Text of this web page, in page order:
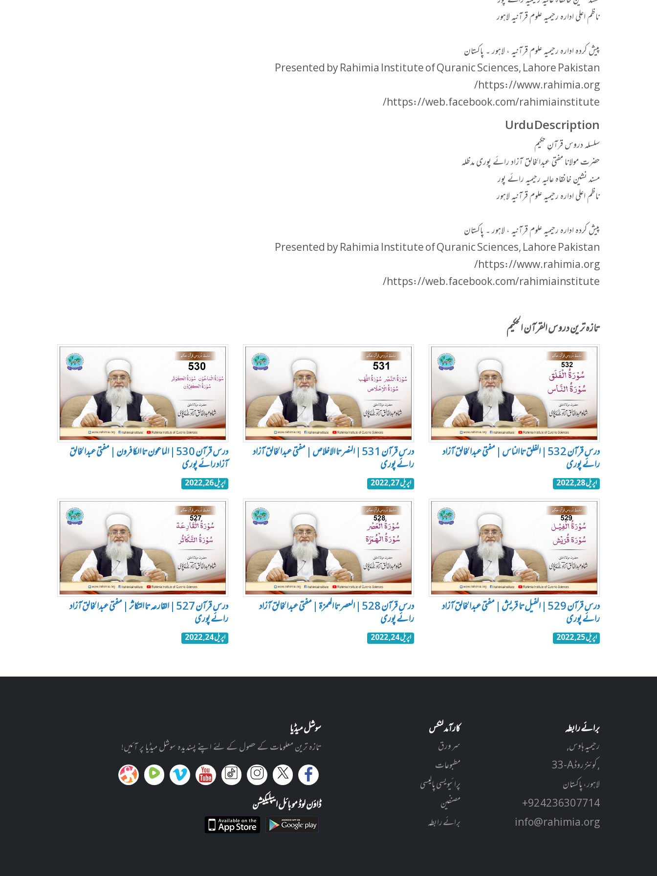
ناظم اعلی ادارہ رحیمیہ علوم قرآنیہ لاہور
پیش کردہ ادارہ رحیمیہ علوم قرآنیہ ، لاہور ۔ پاکستان
Presented by Rahimia Institute of Quranic Sciences, Lahore Pakistan
https://www.rahimia.org/
https://web.facebook.com/rahimiainstitute/
Urdu Description
سلسلہ دروس قرآنِ حکیم
حضرت مولانا مفتی عبدالخالق آزاد رائے پوری مدظلہ
مسند نشین خانقاہ عالیہ رحیمیہ رائے پور
ناظم اعلی ادارہ رحیمیہ علوم قرآنیہ لاہور
پیش کردہ ادارہ رحیمیہ علوم قرآنیہ ، لاہور ۔ پاکستان
Presented by Rahimia Institute of Quranic Sciences, Lahore Pakistan
https://www.rahimia.org/
https://web.facebook.com/rahimiainstitute/
تازہ ترین دروس القرآن الحکیم
درس قرآن 532 | الفلق تا الناس | مفتی عبدالخالق آزاد
رائے پوری
اپریل 28, 2022
درس قرآن 531 | النصر تا الاخلاص | مفتی عبدالخالق آزاد
رائے پوری
اپریل 27, 2022
درس قرآن 530 | الماعون تا الکافرون | مفتی عبدالخالق
آزاد رائے پوری
اپریل 26, 2022
درس قرآن 529 | الفیل تا قریش | مفتی عبدالخالق آزاد
رائے پوری
اپریل 25, 2022
درس قرآن 528 | العصر تا الھمزة | مفتی عبدالخالق آزاد
رائے پوری
اپریل 24, 2022
درس قرآن 527 | القارعہ تا التکاثر | مفتی عبدالخالق آزاد
رائے پوری
اپریل 24, 2022
برائے رابطہ
رحیمیہ ہاوس,
33-A کوئنز روڈ ,
لاہور، پاکستان
+92 42 3630 7714
info@rahimia.org
کارآمد لنکس
سر ورق
مطبوعات
پرائیویسی پالیسی
مصنفین
برائے رابطہ
سوشل میڈیا
تازہ ترین معلومات کے حصول کے لئے اپنے پسندیدہ سوشل میڈیا پر آئیں!
ڈاؤن لوڈ موبائل ایپلیکیشن